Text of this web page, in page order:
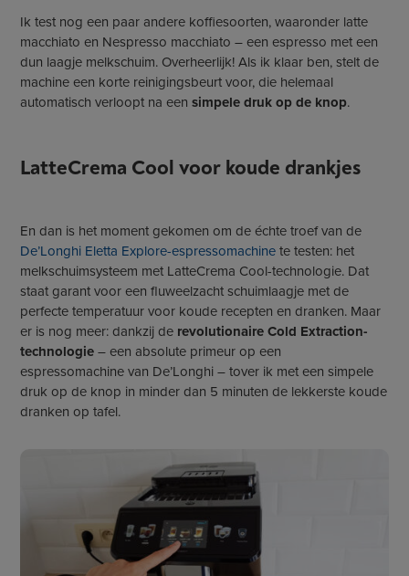
Ik test nog een paar andere koffiesoorten, waaronder latte
macchiato en Nespresso macchiato – een espresso met een
dun laagje melkschuim. Overheerlijk! Als ik klaar ben, stelt de
machine een korte reinigingsbeurt voor, die helemaal
automatisch verloopt na eensimpele druk op de knop.
LatteCrema Cool voor koude drankjes
En dan is het moment gekomen om de échte troef van de
De’Longhi Eletta Explore-espressomachinete testen: het
melkschuimsysteem met LatteCrema Cool-technologie. Dat
staat garant voor een fluweelzacht schuimlaagje met de
perfecte temperatuur voor koude recepten en dranken. Maar
er is nog meer: dankzij de revolutionaire Cold Extraction-
technologie– een absolute primeur op een
espressomachine van De’Longhi – tover ik met een simpele
druk op de knop in minder dan 5 minuten de lekkerste koude
dranken op tafel.